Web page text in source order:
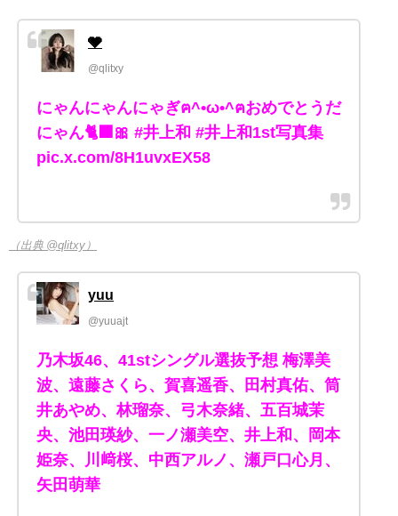
🩶
@qlitxy
にゃんにゃんにゃぎฅ^•ω•^ฅおめでとうだ
にゃん🐈‍⬛🎀 #井上和 #井上和1st写真集
pic.x.com/8H1uvxEX58
（出典 @qlitxy）
yuu
@yuuajt
乃木坂46、41stシングル選抜予想 梅澤美
波、遠藤さくら、賀喜遥香、田村真佑、筒
井あやめ、林瑠奈、弓木奈緒、五百城茉
央、池田瑛紗、一ノ瀬美空、井上和、岡本
姫奈、川﨑桜、中西アルノ、瀬戸口心月、
矢田萌華